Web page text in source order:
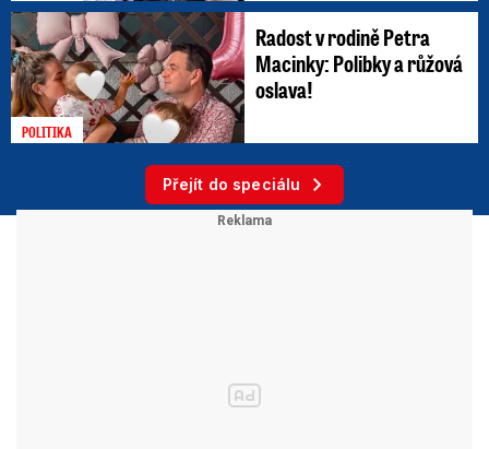
POLITIKA
Radost v rodině Petra
Macinky: Polibky a růžová
oslava!
Přejít do speciálu